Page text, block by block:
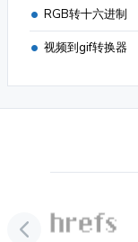
RGB转十六进制
视频到gif转换器